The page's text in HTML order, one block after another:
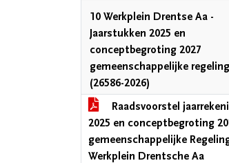
10 Werkplein Drentse Aa -
Jaarstukken 2025 en
conceptbegroting 2027
gemeenschappelijke regeling
(26586-2026)
Raadsvoorstel
2025 en conceptbegroting
gemeenschappelijke
Werkplein Drentsche Aa